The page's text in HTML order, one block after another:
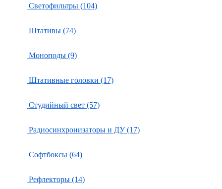
Светофильтры (104)
Штативы (74)
Моноподы (9)
Штативные головки (17)
Студийный свет (57)
Радиосинхронизаторы и ДУ (17)
Софтбоксы (64)
Рефлекторы (14)